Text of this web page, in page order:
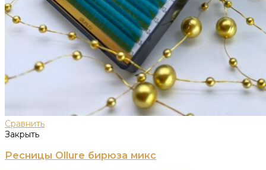
Сравнить
Закрыть
Ресницы Ollure бирюза микс